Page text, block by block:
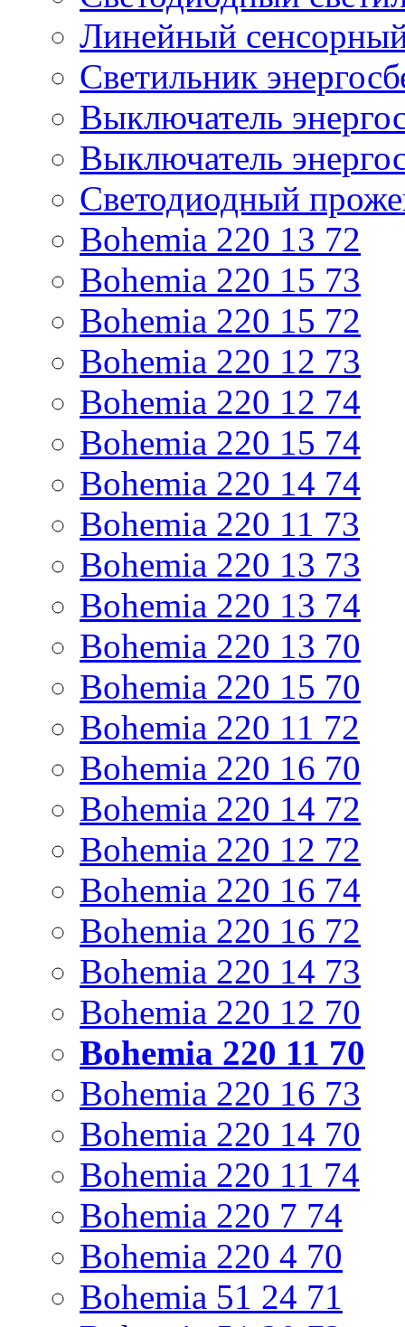
Линейный
Светильник
Выключатель
Выключатель
Светодиодный
Bohemia 220 13 72
Bohemia 220 15 73
Bohemia 220 15 72
Bohemia 220 12 73
Bohemia 220 12 74
Bohemia 220 15 74
Bohemia 220 14 74
Bohemia 220 11 73
Bohemia 220 13 73
Bohemia 220 13 74
Bohemia 220 13 70
Bohemia 220 15 70
Bohemia 220 11 72
Bohemia 220 16 70
Bohemia 220 14 72
Bohemia 220 12 72
Bohemia 220 16 74
Bohemia 220 16 72
Bohemia 220 14 73
Bohemia 220 12 70
Bohemia 220 11 70
Bohemia 220 16 73
Bohemia 220 14 70
Bohemia 220 11 74
Bohemia 220 7 74
Bohemia 220 4 70
Bohemia 51 24 71